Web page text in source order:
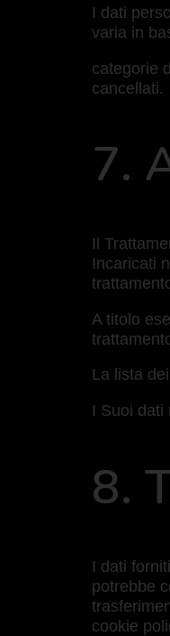
I dati
varia in
categorie
cancellati.
7.
Il
Incaricati
A titolo
La lista
I Suoi dati
8.
I dati
potrebbe
cookie